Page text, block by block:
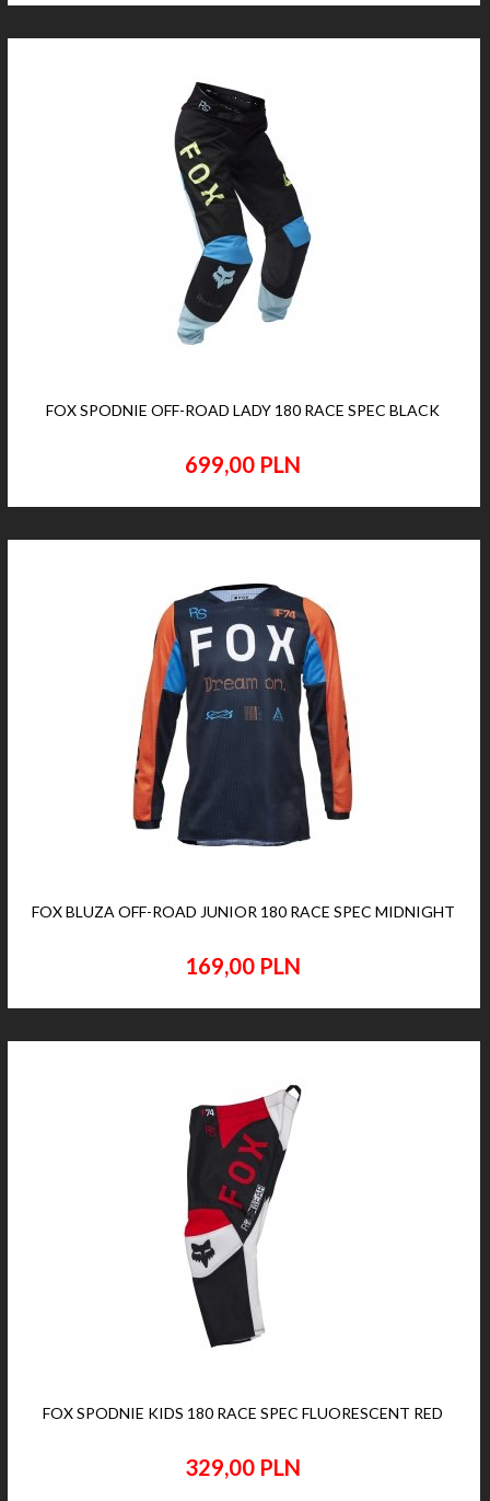
FOX SPODNIE OFF-ROAD LADY 180 RACE SPEC BLACK
699,00 PLN
FOX BLUZA OFF-ROAD JUNIOR 180 RACE SPEC MIDNIGHT
169,00 PLN
FOX SPODNIE KIDS 180 RACE SPEC FLUORESCENT RED
329,00 PLN